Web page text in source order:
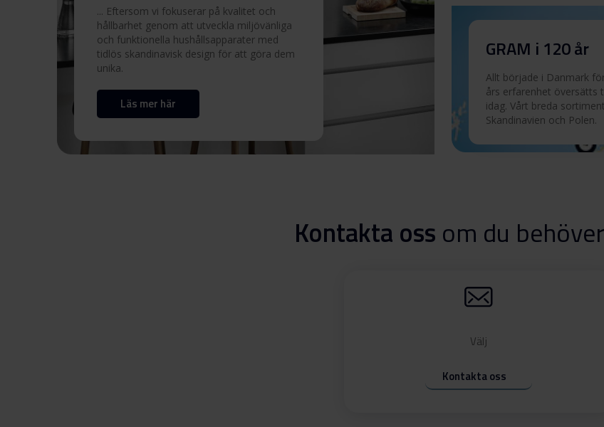
... Eftersom vi fokuserar på kvalitet och
hållbarhet genom att utveckla miljövänliga
och funktionella hushållsapparater med
tidlös skandinavisk design för att göra dem
unika.
Läs mer här
GRAM i 120 år
Allt började i Danmark
års erfarenhet översätts
idag. Vårt breda
Skandinavien och Polen.
Kontakta oss om du
Välj
Kontakta oss